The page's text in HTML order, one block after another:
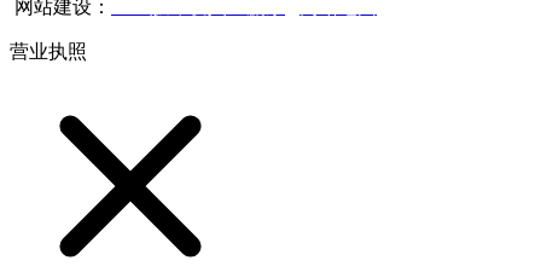
网站建设：
营业执照